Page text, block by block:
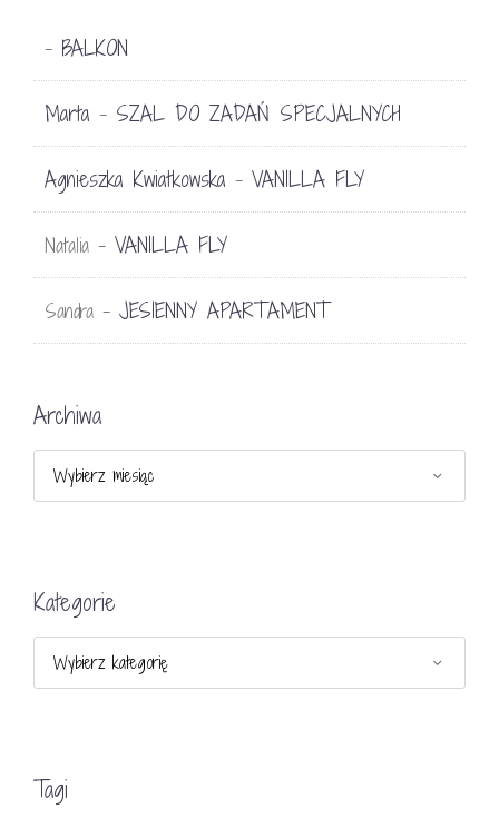
- BALKON
Marta - SZAL DO ZADAŃ SPECJALNYCH
Agnieszka Kwiatkowska - VANILLA FLY
Natalia - VANILLA FLY
Sandra - JESIENNY APARTAMENT
Archiwa
Kategorie
Tagi